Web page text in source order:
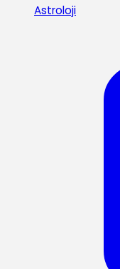
Astroloji